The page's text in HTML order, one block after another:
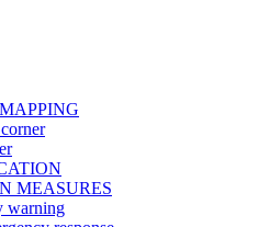
MEASURES
warning